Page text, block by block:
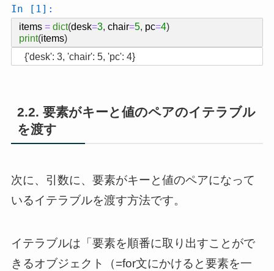
In [1]:
items = dict(desk=3, chair=5, pc=4)
print(items)
{'desk': 3, 'chair': 5, 'pc': 4}
2.2. 要素がキーと値のペアのイテラブル
を渡す
次に、引数に、要素がキーと値のペアになって
いるイテラブルを渡す方法です。
イテラブルは「要素を順番に取り出すことがで
きるオブジェクト（=for文にかけると要素を一